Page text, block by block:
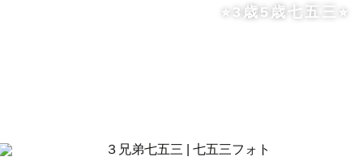
⭐︎3歳5歳七五三⭐︎